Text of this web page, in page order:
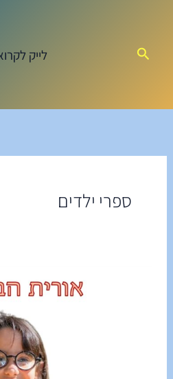
חיפוש לייק
ספרי ילדים